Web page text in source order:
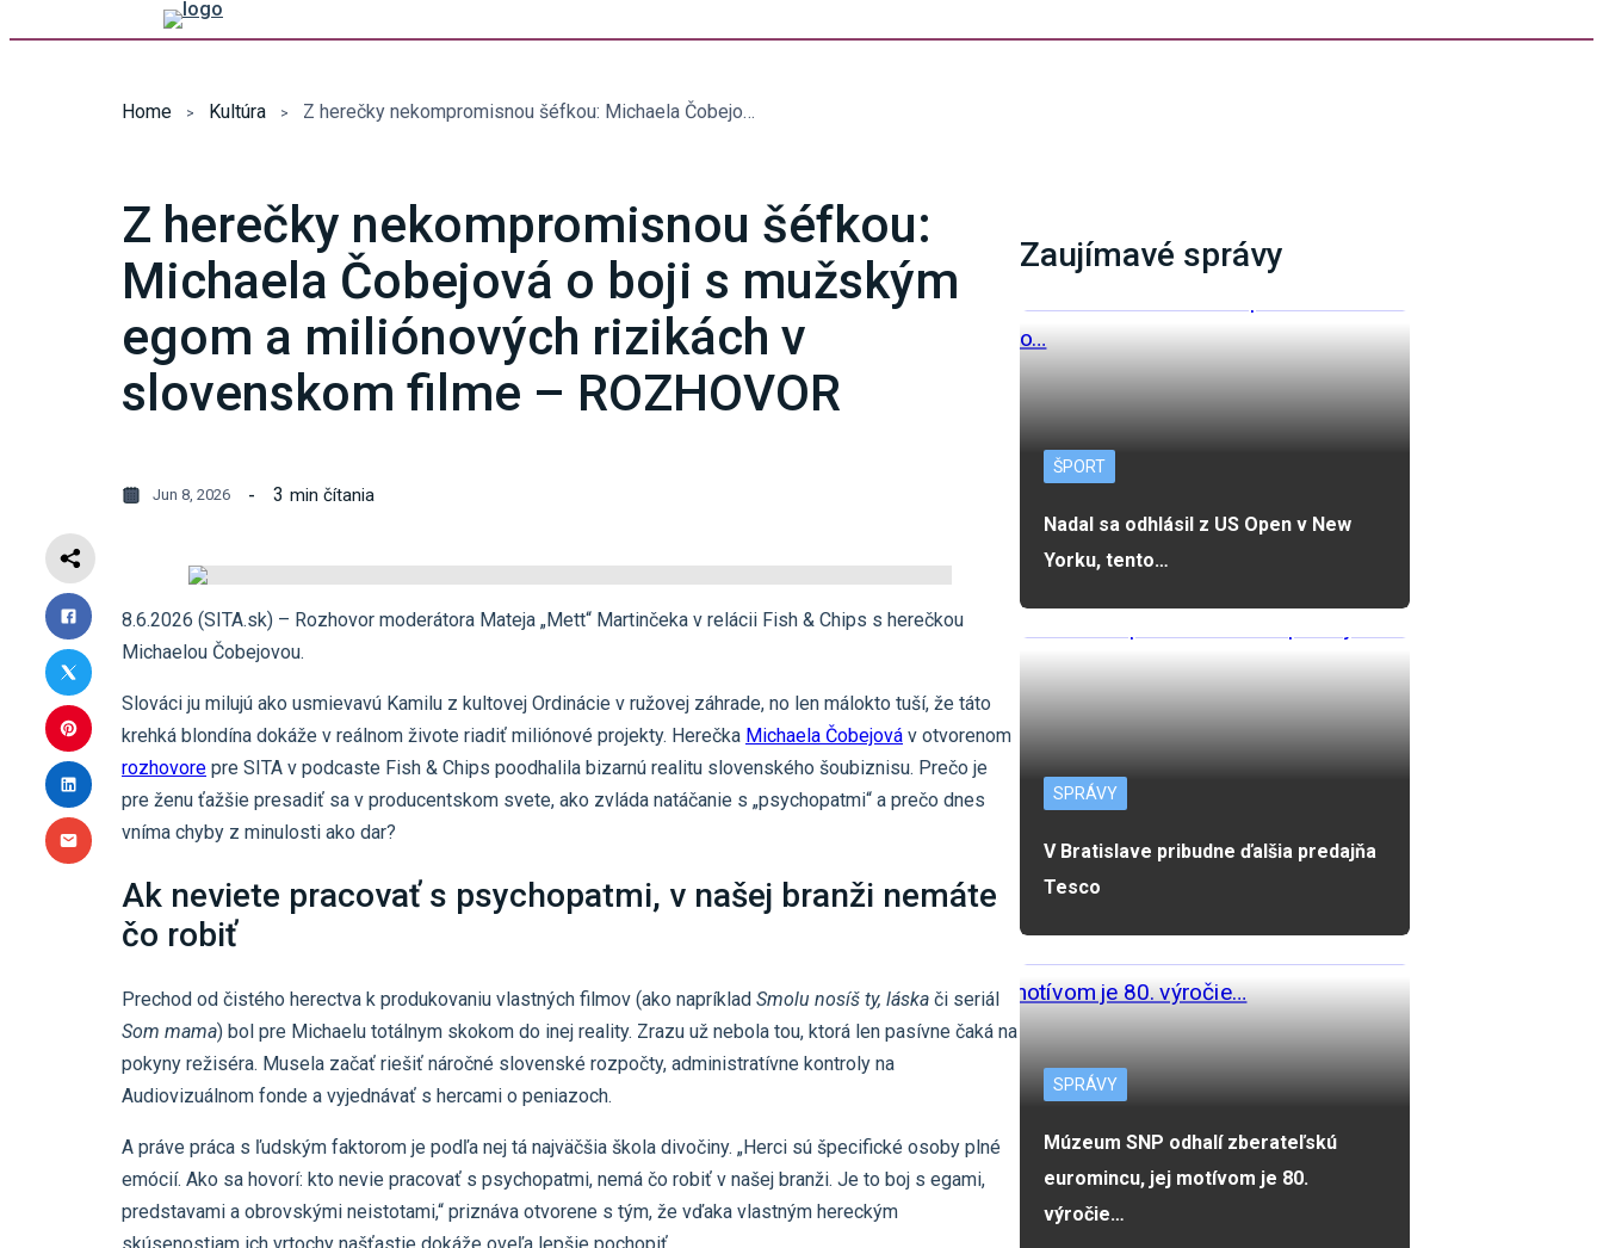
Home Kultúra Z herečky nekompromisnou šéfkou: Michaela Čobejová o boji s mužským egom a miliónových rizikách v slovenskom filme – ROZHOVOR
Z herečky nekompromisnou šéfkou:
Michaela Čobejová o boji s mužským
egom a miliónových rizikách v
slovenskom filme – ROZHOVOR
Jun 8, 2026 3 min čítania
8.6.2026 (SITA.sk) – Rozhovor moderátora Mateja „Mett“ Martinčeka v relácii Fish & Chips s herečkou
Michaelou Čobejovou.
Slováci ju milujú ako usmievavú Kamilu z kultovej Ordinácie v ružovej záhrade, no len málokto tuší, že táto
krehká blondína dokáže v reálnom živote riadiť miliónové projekty. Herečka Michaela Čobejová v otvorenom
rozhovore pre SITA v podcaste Fish & Chips poodhalila bizarnú realitu slovenského šoubiznisu. Prečo je
pre ženu ťažšie presadiť sa v producentskom svete, ako zvláda natáčanie s „psychopatmi“ a prečo dnes
vníma chyby z minulosti ako dar?
Ak neviete pracovať s psychopatmi, v našej branži nemáte
čo robiť
Prechod od čistého herectva k produkovaniu vlastných filmov (ako napríklad Smolu nosíš ty, láska či seriál
Som mama) bol pre Michaelu totálnym skokom do inej reality. Zrazu už nebola tou, ktorá len pasívne čaká na
pokyny režiséra. Musela začať riešiť náročné slovenské rozpočty, administratívne kontroly na
Audiovizuálnom fonde a vyjednávať s hercami o peniazoch.
A práve práca s ľudským faktorom je podľa nej tá najväčšia škola divočiny. „Herci sú špecifické osoby plné
emócií. Ako sa hovorí: kto nevie pracovať s psychopatmi, nemá čo robiť v našej branži. Je to boj s egami,
predstavami a obrovskými neistotami,“ priznáva otvorene s tým, že vďaka vlastným hereckým
Zaujímavé správy
ŠPORT
Nadal sa odhlásil z US Open v New
Yorku, tento…
SPRÁVY
V Bratislave pribudne ďalšia predajňa
Tesco
SPRÁVY
Múzeum SNP odhalí zberateľskú
euromincu, jej motívom je 80.
výročie…